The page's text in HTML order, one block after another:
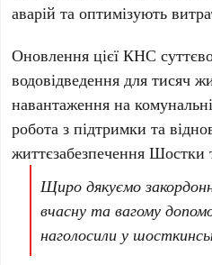
аварій та оптимізують
Оновлення цієї КНС
водовідведення для тисяч
навантаження на
робота з підтримки та
життєзабезпечення Шостки
Щиро дякуємо
вчасну та вагому
наголосили у